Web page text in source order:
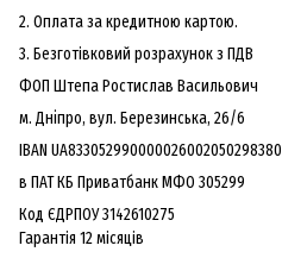
2. Оплата за кредитною картою.
3. Безготiвковий розрахунок з ПДВ
ФОП Штепа Ростислав Васильович
м. Дніпро, вул. Березинська, 26/6
IBAN UA833052990000026002050298380
в ПАТ КБ Приватбанк МФО 305299
Код ЄДРПОУ 3142610275
Гарантiя 12 мiсяцiв